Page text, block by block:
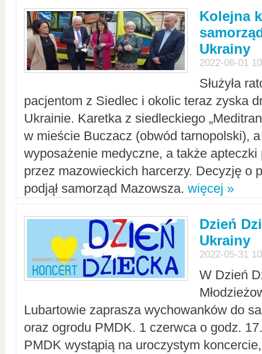
Kolejna
Ukrainy
2022-06-01
Służyła
pacjentom z Siedlec i okolic teraz zyska
Ukrainie. Karetka z siedleckiego
w mieście Buczacz (obwód tarnopolski),
wyposażenie medyczne, a także apteczki
przez mazowieckich harcerzy. Decyzję o
podjął samorząd Mazowsza. więcej »
Dzień
Ukrainy
2022-05-31
W Dzień
Lubartowie zaprasza wychowanków do
oraz ogrodu PMDK. 1 czerwca o godz.
PMDK wystąpią na uroczystym